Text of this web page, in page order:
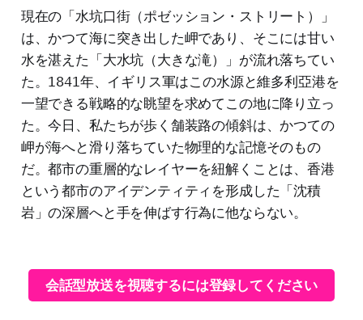
現在の「水坑口街（ポゼッション・ストリート）」
は、かつて海に突き出した岬であり、そこには甘い
水を湛えた「大水坑（大きな滝）」が流れ落ちてい
た。1841年、イギリス軍はこの水源と維多利亞港を
一望できる戦略的な眺望を求めてこの地に降り立っ
た。今日、私たちが歩く舗装路の傾斜は、かつての
岬が海へと滑り落ちていた物理的な記憶そのもの
だ。都市の重層的なレイヤーを紐解くことは、香港
という都市のアイデンティティを形成した「沈積
岩」の深層へと手を伸ばす行為に他ならない。
会話型放送を視聴するには登録してください